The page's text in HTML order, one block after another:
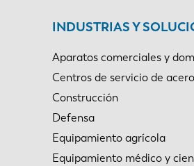
INDUSTRIAS Y
Aparatos comerciales y
Centros de servicio de acero
Construcción
Defensa
Equipamiento agrícola
Equipamiento médico y